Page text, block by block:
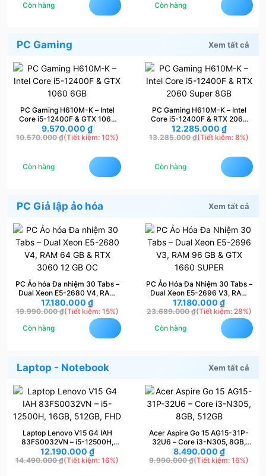
Còn hàng Còn hàng
PC Gaming Xem tất cả
PC Gaming H610M-K – Intel
Core i5-12400F & GTX 1060
6GB
(Tiết kiệm: 10%)
10.570.000₫
9.570.000 ₫
Còn hàng
PC Gaming H610M-K – Intel
Core i5-12400F & RTX 2060
Super 8GB
(Tiết kiệm: 8%)
13.285.000₫
12.285.000 ₫
Còn hàng
PC Giả lập ảo hóa Xem tất cả
PC Ảo hóa Đa nhiệm 30 Tabs –
Dual Xeon E5-2680 V4, RAM
64 GB & RTX 3060 12 GB OC
(Tiết kiệm: 15%)
19.990.000₫
17.180.000 ₫
Còn hàng
PC Ảo Hóa Đa Nhiệm 30 Tabs –
Dual Xeon E5-2696 V3, RAM
96 GB & GTX 1660 SUPER
(Tiết kiệm: 28%)
23.689.000₫
17.180.000 ₫
Còn hàng
Laptop - Notebook Xem tất cả
Laptop Lenovo V15 G4 IAH
83FS0032VN – i5-12500H,
16GB, 512GB, FHD
(Tiết kiệm: 16%)
14.490.000₫
12.190.000 ₫
Acer Aspire Go 15 AG15-31P-
32U6 – Core i3-N305, 8GB,
512GB
(Tiết kiệm: 16%)
9.990.000₫
8.490.000 ₫